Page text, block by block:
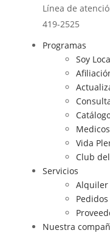
Línea de
419-2525
Programas
Soy
Vida
Club
Servicios
Alquiler
Nuestra